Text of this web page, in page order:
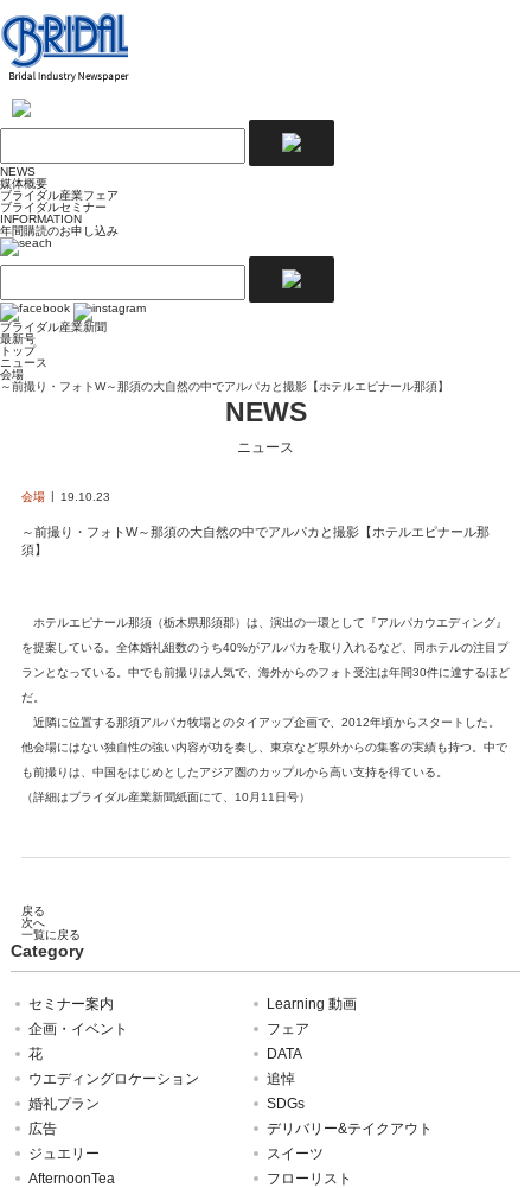
NEWS
媒体概要
ブライダル産業フェア
ブライダルセミナー
INFORMATION
年間購読のお申し込み
ブライダル産業新聞
最新号
トップ
ニュース
会場
～前撮り・フォトW～那須の大自然の中でアルパカと撮影【ホテルエピナール那須】
NEWS
ニュース
会場 19.10.23
～前撮り・フォトW～那須の大自然の中でアルパカと撮影【ホテルエピナール那
須】
ホテルエピナール那須（栃木県那須郡）は、演出の一環として『アルパカウエディング』
を提案している。全体婚礼組数のうち40%がアルパカを取り入れるなど、同ホテルの注目プ
ランとなっている。中でも前撮りは人気で、海外からのフォト受注は年間30件に達するほど
だ。
近隣に位置する那須アルパカ牧場とのタイアップ企画で、2012年頃からスタートした。
他会場にはない独自性の強い内容が功を奏し、東京など県外からの集客の実績も持つ。中で
も前撮りは、中国をはじめとしたアジア圏のカップルから高い支持を得ている。
（詳細はブライダル産業新聞紙面にて、10月11日号）
戻る
次へ
一覧に戻る
Category
セミナー案内
Learning 動画
企画・イベント
フェア
花
DATA
ウエディングロケーション
追悼
婚礼プラン
SDGs
広告
デリバリー&テイクアウト
ジュエリー
スイーツ
AfternoonTea
フローリスト